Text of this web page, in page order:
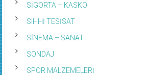
SİGORTA – KASKO
SIHHİ TESİSAT
SİNEMA – SANAT
SONDAJ
SPOR MALZEMELERİ